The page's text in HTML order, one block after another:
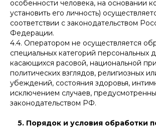
особенности человека, на основании
установить его личность)
соответствии с законодательством
Федерации.
4.4. Оператором не осуществляется
специальных категорий персональных
касающихся расовой, национальной
политических взглядов, религиозных
убеждений, состояния здоровья,
исключением случаев,
законодательством РФ.
5. Порядок и условия обработки